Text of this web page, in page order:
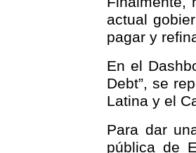
actual
pagar y
En el
Debt”, se
Latina y el
Para dar
pública de